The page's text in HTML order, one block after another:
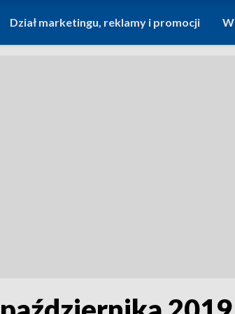
Dział marketingu, reklamy i promocji